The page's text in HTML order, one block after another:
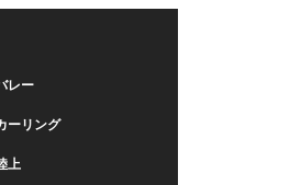
レー
ーリング
上